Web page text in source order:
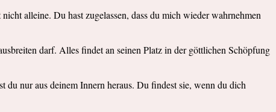
alleine. Du hast zugelassen, dass du mich wieder wahrnehmen
darf. Alles findet an seinen Platz in der göttlichen Schöpfung
nur aus deinem Innern heraus. Du findest sie, wenn du dich